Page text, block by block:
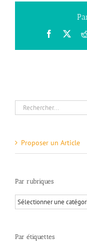
Facebook
X
Rechercher:
Proposer un Article
Par rubriques
Par
rubriques
Par étiquettes